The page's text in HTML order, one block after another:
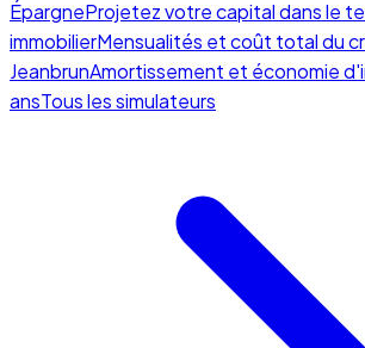
ÉpargneProjetez votre capital dans le
immobilierMensualités et coût total du
JeanbrunAmortissement et économie
ansTous les simulateurs